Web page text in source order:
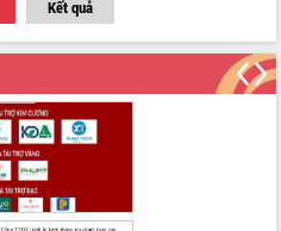
Kết quả